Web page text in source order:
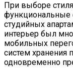
При выборе
функциональные
студийных
интерьер был
мобильных
систем хранения
одновременно